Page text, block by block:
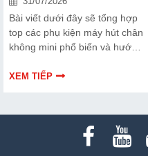
Bài viết dưới đây sẽ tổng hợp
top các phụ kiện máy hút chân
không mini phổ biến và hướng
chuẩn kỹ thuật ngay tại nhà.
XEM TIẾP